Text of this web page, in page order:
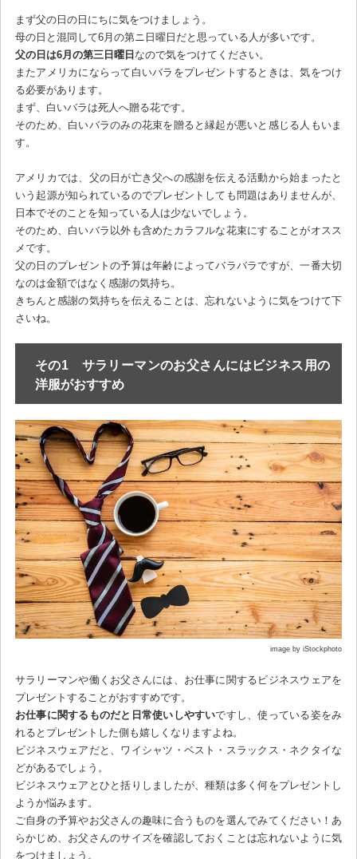
まず父の日の日にちに気をつけましょう。
母の日と混同して6月の第ニ日曜日だと思っている人が多いです。
父の日は6月の第三日曜日 なので気をつけてください。
またアメリカにならって白いバラをプレゼントするときは、気をつけ
る必要があります。
まず、白いバラは死人へ贈る花です。
そのため、白いバラのみの花束を贈ると縁起が悪いと感じる人もいま
す。
アメリカでは、父の日が亡き父への感謝を伝える活動から始まったと
いう起源が知られているのでプレゼントしても問題はありませんが、
日本でそのことを知っている人は少ないでしょう。
そのため、白いバラ以外も含めたカラフルな花束にすることがオスス
メです。
父の日のプレゼントの予算は年齢によってバラバラですが、一番大切
なのは金額ではなく感謝の気持ち。
きちんと感謝の気持ちを伝えることは、忘れないように気をつけて下
さいね。
その1 サラリーマンのお父さんにはビジネス用の
洋服がおすすめ
image by iStockphoto
サラリーマンや働くお父さんには、お仕事に関するビジネスウェアを
プレゼントすることがおすすめです。
お仕事に関するものだと日常使いしやすいですし、使っている姿をみ
れるとプレゼントした側も嬉しくなりますよね。
ビジネスウェアだと、ワイシャツ・ベスト・スラックス・ネクタイな
どがあるでしょう。
ビジネスウェアとひと括りしましたが、種類は多く何をプレゼントし
ようか悩みます。
ご自身の予算やお父さんの趣味に合うものを選んでみてください！あ
らかじめ、お父さんのサイズを確認しておくことは忘れないように気
をつけましょう。